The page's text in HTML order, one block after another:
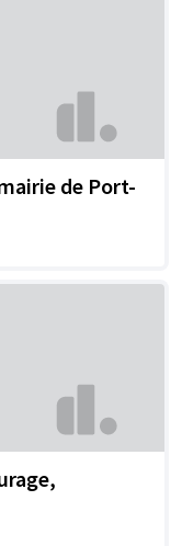
de Port-